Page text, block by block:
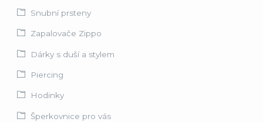
Snubní prsteny
Zapalovače Zippo
Dárky s duší a stylem
Piercing
Hodinky
Šperkovnice pro vás